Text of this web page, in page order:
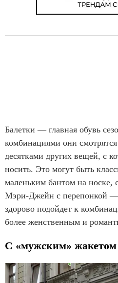
Балетки — главная обувь
комбинациями они
десятками других вещей, с
носить. Это могут быть
маленьким бантом на
Мэри-Джейн с перепонкой —
здорово подойдет к
более женственным и
С «мужским» жакетом